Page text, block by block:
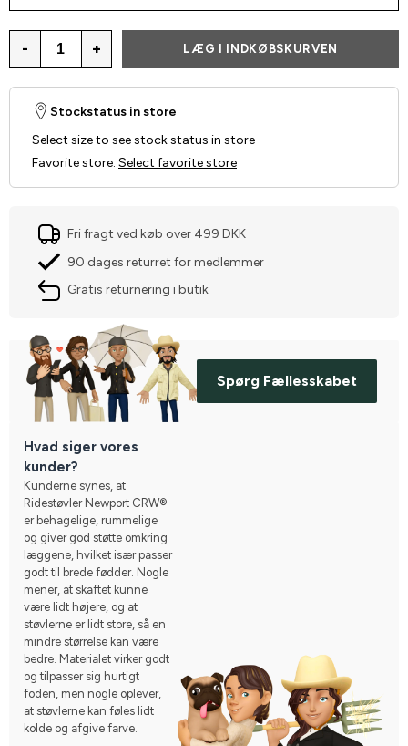
- + LÆG I INDKØBSKURVEN
Stockstatus in store
Select size to see stock status in store
Favorite store: Select favorite store
Fri fragt ved køb over 499 DKK
90 dages returret for medlemmer
Gratis returnering i butik
Spørg Fællesskabet
Hvad siger vores
kunder?
Kunderne synes, at
Ridestøvler Newport CRW®
er behagelige, rummelige
og giver god støtte omkring
læggene, hvilket især passer
godt til brede fødder. Nogle
mener, at skaftet kunne
være lidt højere, og at
støvlerne er lidt store, så en
mindre størrelse kan være
bedre. Materialet virker godt
og tilpasser sig hurtigt
foden, men nogle oplever,
at støvlerne kan føles lidt
kolde og afgive farve.